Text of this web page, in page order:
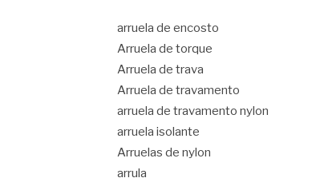
arruela de encosto
Arruela de torque
Arruela de trava
Arruela de travamento
arruela de travamento nylon
arruela isolante
Arruelas de nylon
arrula